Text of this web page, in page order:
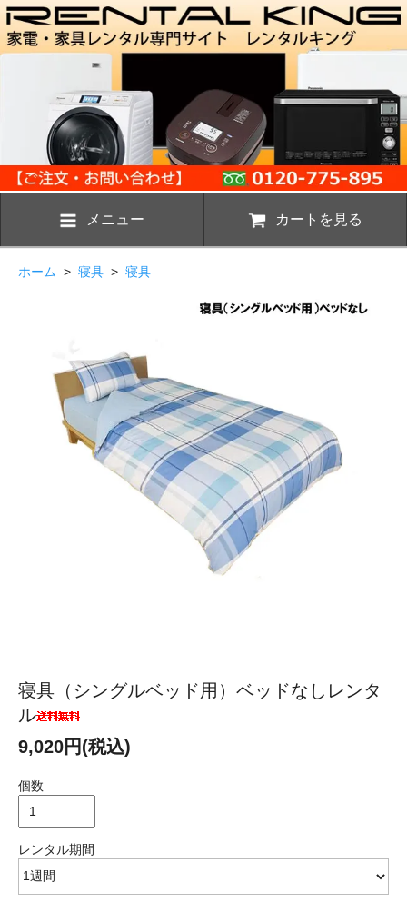
メニュー カートを見る
ホーム > 寝具 > 寝具
寝具（シングルベッド用）ベッドなしレンタ
ル
9,020円(税込)
個数
レンタル期間